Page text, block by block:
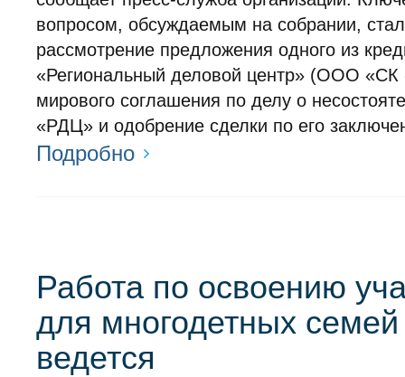
вопросом, обсуждаемым на собрании,
рассмотрение предложения одного из
«Региональный деловой центр» (ООО
мирового соглашения по делу о
«РДЦ» и одобрение сделки по его
Подробно
Работа по освоению
для многодетных
ведется